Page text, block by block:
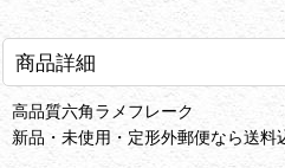
商品詳細
高品質六角ラメフレーク
新品・未使用・定形外郵便なら送料